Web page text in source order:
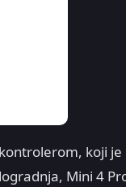
koji je
Mini 4